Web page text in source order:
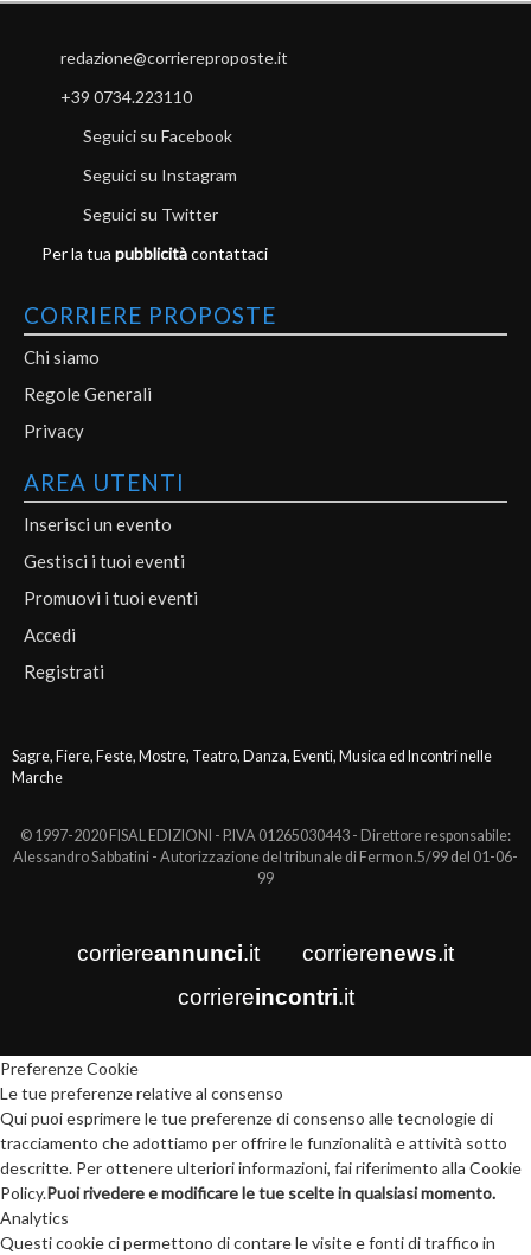
redazione@corriereproposte.it
+39 0734.223110
Seguici su Facebook
Seguici su Instagram
Seguici su Twitter
Per la tua pubblicitàcontattaci
CORRIERE PROPOSTE
Chi siamo
Regole Generali
Privacy
AREA UTENTI
Inserisci un evento
Gestisci i tuoi eventi
Promuovi i tuoi eventi
Accedi
Registrati
Sagre, Fiere, Feste, Mostre, Teatro, Danza, Eventi, Musica ed Incontri nelle
Marche
© 1997-2020 FISAL EDIZIONI - P.IVA 01265030443 - Direttore responsabile:
Alessandro Sabbatini - Autorizzazione del tribunale di Fermo n.5/99 del 01-06-
99
corriereannunci.it corrierenews.it
corriereincontri.it
Preferenze Cookie
Le tue preferenze relative al consenso
Qui puoi esprimere le tue preferenze di consenso alle tecnologie di
tracciamento che adottiamo per offrire le funzionalità e attività sotto
descritte. Per ottenere ulteriori informazioni, fai riferimento alla Cookie
Policy.Puoi rivedere e modificare le tue scelte in qualsiasi momento.
Analytics
Questi cookie ci permettono di contare le visite e fonti di traffico in